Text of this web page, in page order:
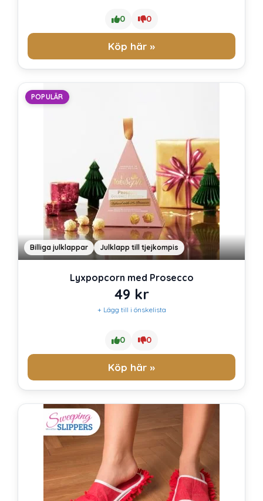
0 0
Köp här »
POPULÄR
Billiga julklappar Julklapp till tjejkompis
Lyxpopcorn med Prosecco
49 kr
+ Lägg till i önskelista
0 0
Köp här »